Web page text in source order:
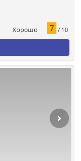
Хорошо 7 / 10